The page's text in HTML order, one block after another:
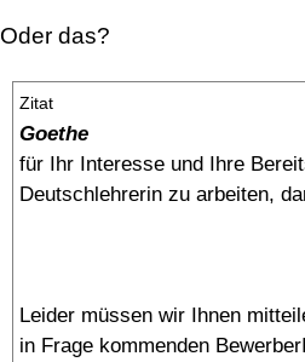
Oder das?
Zitat
Goethe
für Ihr Interesse und Ihre
Deutschlehrerin zu arbeiten,
Leider müssen wir Ihnen
in Frage kommenden